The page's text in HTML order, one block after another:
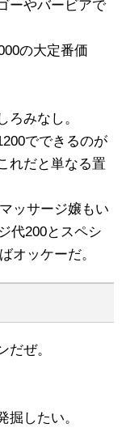
ーやバービアで
の大定番価
ろみなし。
でできるのが
れだと単なる置
ッサージ嬢もい
代200とスペシ
オッケーだ。
ぜ。
したい。